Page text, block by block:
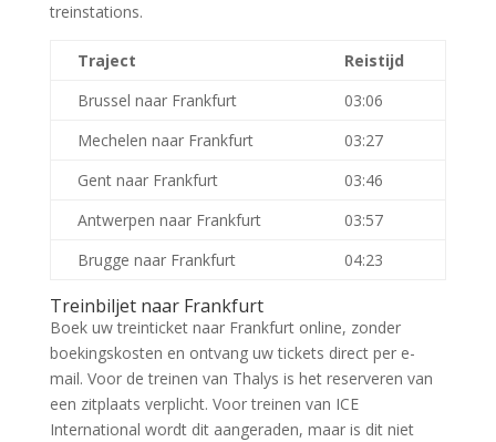
treinstations.
Traject
Reistijd
Brussel naar Frankfurt
03:06
Mechelen naar Frankfurt
03:27
Gent naar Frankfurt
03:46
Antwerpen naar Frankfurt
03:57
Brugge naar Frankfurt
04:23
Treinbiljet naar Frankfurt
Boek uw treinticket naar Frankfurt online, zonder
boekingskosten en ontvang uw tickets direct per e-
mail. Voor de treinen van Thalys is het reserveren van
een zitplaats verplicht. Voor treinen van ICE
International wordt dit aangeraden, maar is dit niet